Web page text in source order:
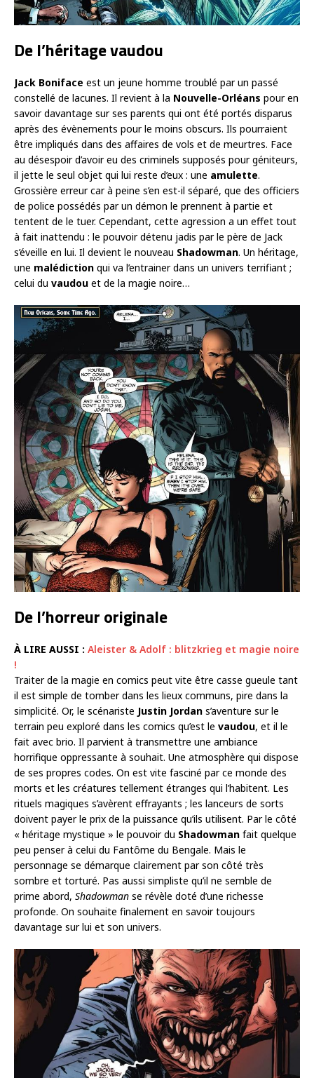
De l’héritage vaudou
Jack Boniface est un jeune homme troublé par un passé
constellé de lacunes. Il revient à la Nouvelle-Orléans pour en
savoir davantage sur ses parents qui ont été portés disparus
après des évènements pour le moins obscurs. Ils pourraient
être impliqués dans des affaires de vols et de meurtres. Face
au désespoir d’avoir eu des criminels supposés pour géniteurs,
il jette le seul objet qui lui reste d’eux : une amulette.
Grossière erreur car à peine s’en est-il séparé, que des officiers
de police possédés par un démon le prennent à partie et
tentent de le tuer. Cependant, cette agression a un effet tout
à fait inattendu : le pouvoir détenu jadis par le père de Jack
s’éveille en lui. Il devient le nouveau Shadowman. Un héritage,
une malédiction qui va l’entrainer dans un univers terrifiant ;
celui du vaudou et de la magie noire…
De l’horreur originale
À LIRE AUSSI : Aleister & Adolf : blitzkrieg et magie noire
!
Traiter de la magie en comics peut vite être casse gueule tant
il est simple de tomber dans les lieux communs, pire dans la
simplicité. Or, le scénariste Justin Jordan s’aventure sur le
terrain peu exploré dans les comics qu’est le vaudou, et il le
fait avec brio. Il parvient à transmettre une ambiance
horrifique oppressante à souhait. Une atmosphère qui dispose
de ses propres codes. On est vite fasciné par ce monde des
morts et les créatures tellement étranges qui l’habitent. Les
rituels magiques s’avèrent effrayants ; les lanceurs de sorts
doivent payer le prix de la puissance qu’ils utilisent. Par le côté
« héritage mystique » le pouvoir du Shadowman fait quelque
peu penser à celui du Fantôme du Bengale. Mais le
personnage se démarque clairement par son côté très
sombre et torturé. Pas aussi simpliste qu’il ne semble de
prime abord, Shadowman se révèle doté d’une richesse
profonde. On souhaite finalement en savoir toujours
davantage sur lui et son univers.